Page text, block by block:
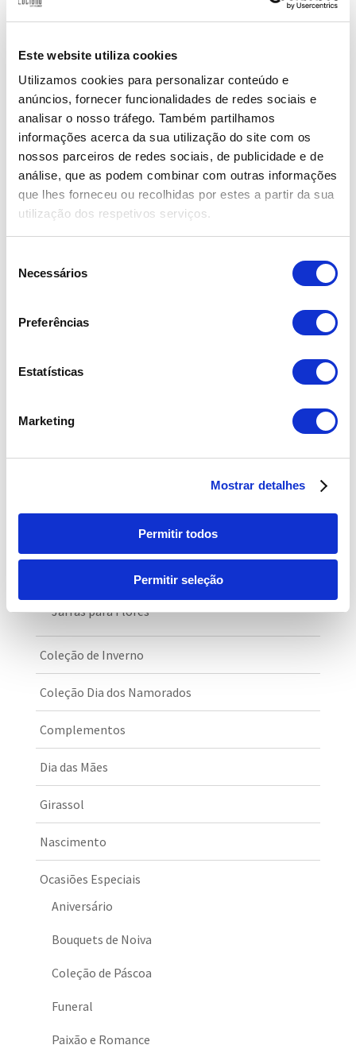
Este website utiliza cookies
Utilizamos cookies para personalizar conteúdo e
anúncios, fornecer funcionalidades de redes sociais e
analisar o nosso tráfego. Também partilhamos
informações acerca da sua utilização do site com os
nossos parceiros de redes sociais, de publicidade e de
análise, que as podem combinar com outras informações
que lhes forneceu ou recolhidas por estes a partir da sua
utilização dos respetivos serviços.
Necessários
Preferências
Estatísticas
Marketing
Mostrar detalhes
Permitir todos
Permitir seleção
cativa, sendo um presente inesquecível para alguém
desse signo!
Essas são as flores perfeitas para presentear
alguém de Escorpião, destacando o mistério, a
intensidade e a beleza que caracterizam esse signo
de água. Com qualquer uma dessas escolhas, você
certamente encantará e emocionará o escorpiano
da sua vida! Lembre-se de que as flores falam por si
mesmas e são uma maneira poderosa de expressar
sentimentos e admiração.
Gostou das dicas? Passe em nossa floricultura e
confira nossas opções de arranjos personalizados
para criar o presente perfeito. Afinal, nada melhor
encantar alguém tão especial como um escorpiano!
Partilhar nas redes sociais
Arranjos Florais
Caixas de Flores
Jarras para Flores
Coleção de Inverno
Coleção Dia dos Namorados
Complementos
Dia das Mães
Girassol
Nascimento
Ocasiões Especiais
Aniversário
Bouquets de Noiva
Coleção de Páscoa
Funeral
Paixão e Romance